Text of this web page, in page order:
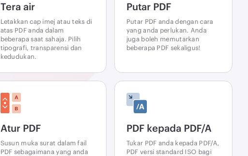
Tera air
Letakkan cap imej atau teks di
atas PDF anda dalam
beberapa saat sahaja. Pilih
tipografi, transparensi dan
kedudukan.
Putar PDF
Putar PDF anda dengan cara
yang anda perlukan. Anda
juga boleh memutarkan
beberapa PDF sekaligus!
Atur PDF
Susun muka surat dalam fail
PDF sebagaimana yang anda
PDF kepada PDF/A
Tukar PDF anda kepada PDF/A,
PDF versi standard ISO bagi